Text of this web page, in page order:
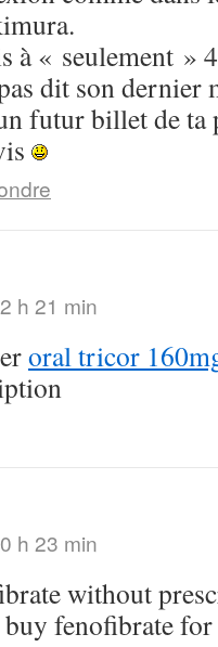
à « seulement »
dit son dernier
futur billet de ta
h 21 min
oral tricor
h 23 min
without
buy fenofibrate for